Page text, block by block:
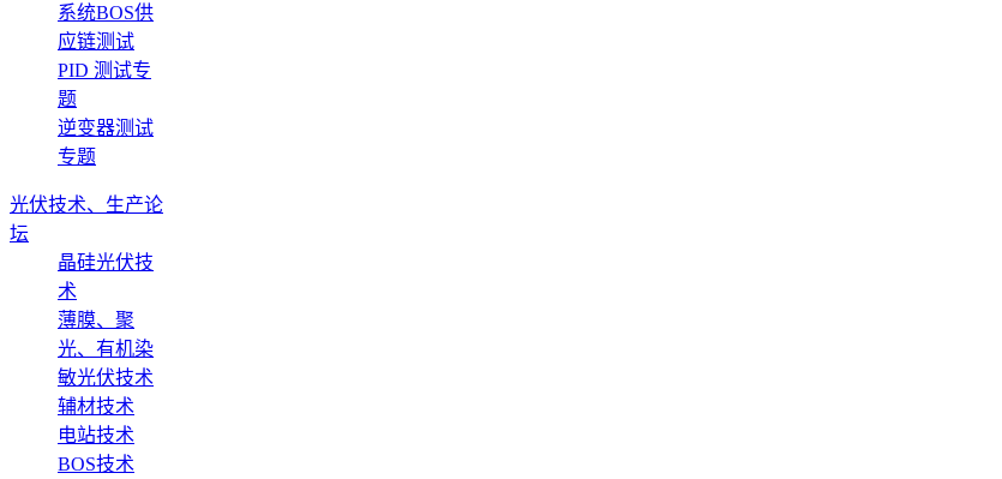
系统BOS供
应链测试
PID 测试专
题
逆变器测试
专题
光伏技术、生产论
坛
晶硅光伏技
术
薄膜、聚
光、有机染
敏光伏技术
辅材技术
电站技术
BOS技术